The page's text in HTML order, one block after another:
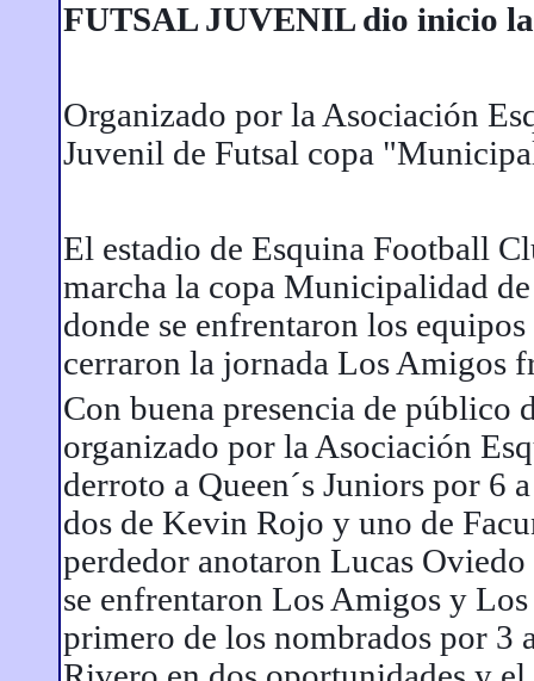
FUTSAL JUVENIL dio inicio
Organizado por la Asociación
Juvenil de Futsal copa
El estadio de Esquina Football
marcha la copa Municipalidad
donde se enfrentaron los
cerraron la jornada Los Amigos
Con buena presencia de público
organizado por la Asociación
derroto a Queen´s Juniors por 6
dos de Kevin Rojo y uno de
perdedor anotaron Lucas
se enfrentaron Los Amigos y
primero de los nombrados por 3